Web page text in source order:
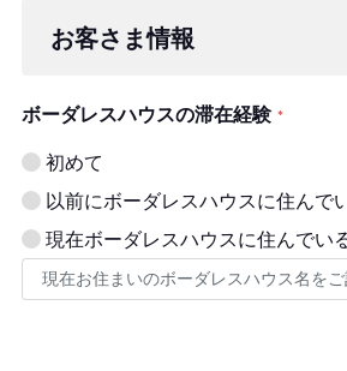
お客さま情報
ボーダレスハウスの滞在経験 *
初めて
以前にボーダレスハウスに住んで
現在ボーダレスハウスに住んでい